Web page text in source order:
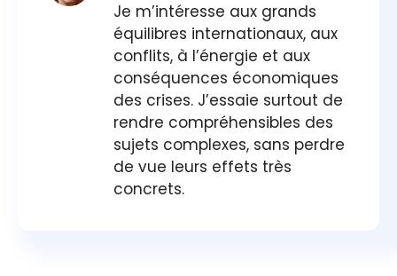
Je m’intéresse aux grands
équilibres internationaux, aux
conflits, à l’énergie et aux
conséquences économiques
des crises. J’essaie surtout de
rendre compréhensibles des
sujets complexes, sans perdre
de vue leurs effets très
concrets.